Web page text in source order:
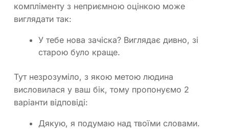
компліменту з неприємною оцінкою може
виглядати так:
У тебе нова зачіска? Виглядає дивно, зі
старою було краще.
Тут незрозуміло, з якою метою людина
висловилася у ваш бік, тому пропонуємо 2
варіанти відповіді:
Дякую, я подумаю над твоїми словами.